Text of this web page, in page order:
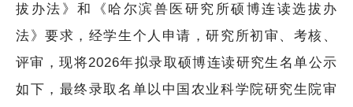
拔办法》和《哈尔滨兽医研究所硕博连读选拔办
法》要求，经学生个人申请，研究所初审、考核、
评审，现将2026年拟录取硕博连读研究生名单公示
如下，最终录取名单以中国农业科学院研究生院审